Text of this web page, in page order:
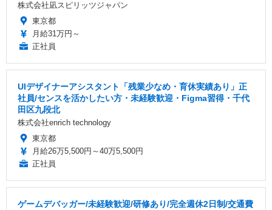
株式会社凪スピリッツジャパン
東京都
月給31万円～
正社員
UIデザイナーアシスタント「残業少なめ・育休実績あり」正
社員/センスを活かしたい方・未経験歓迎・Figma習得・千代
田区九段北
株式会社enrich technology
東京都
月給26万5,500円～40万5,500円
正社員
ゲームデバッガー/未経験歓迎/研修あり/完全週休2日制/交通費